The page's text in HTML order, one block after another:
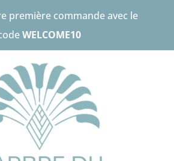
première commande avec le
WELCOME10